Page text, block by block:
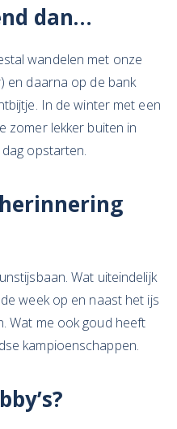
dan…
wandelen met onze
en daarna op de bank
In de winter met een
zomer lekker buiten in
opstarten.
Wat uiteindelijk
week op en naast het ijs
Wat me ook goud heeft
kampioenschappen.